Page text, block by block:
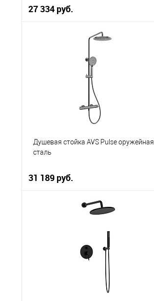
27 334 руб.
В корзину
Душевая стойка AVS Pulse оружейная
сталь
31 189 руб.
В корзину